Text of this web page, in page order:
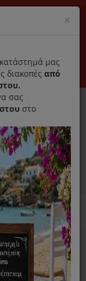
Επικοινωνία
0
MENU
KW667391
×
μας
διακοπές από
σας
στο